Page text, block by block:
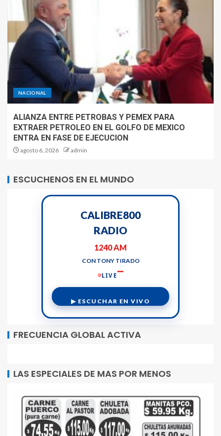
NACIONAL
ALIANZA ENTRE PETROBAS Y PEMEX PARA
EXTRAER PETROLEO EN EL GOLFO DE MEXICO
ENTRA EN FASE DE EJECUCION
agosto 6, 2026 admin
ESCUCHENOS EN EL MUNDO
CALIBRE800
RADIO
1240 AM
CON TONY TIRADO
LIVE
▶ ESCUCHAR EN VIVO
FRECUENCIA GLOBAL ACTIVA
LAS ESPECIALES DE MAS POR MENOS